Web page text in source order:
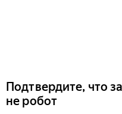
Подтвердите, что
не робот